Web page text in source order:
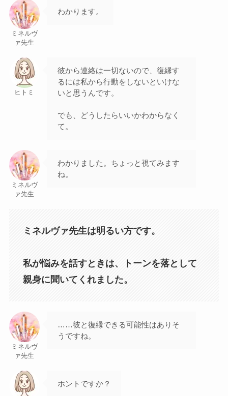
ミネルヴ
ァ先生
わかります。
ヒトミ
彼から連絡は一切ないので、復縁す
るには私から行動をしないといけな
いと思うんです。
でも、どうしたらいいかわからなく
て。
ミネルヴ
ァ先生
わかりました。ちょっと視てみます
ね。
ミネルヴァ先生は明るい方です。
私が悩みを話すときは、トーンを落として
親身に聞いてくれました。
ミネルヴ
ァ先生
……彼と復縁できる可能性はありそ
うですね。
ホントですか？